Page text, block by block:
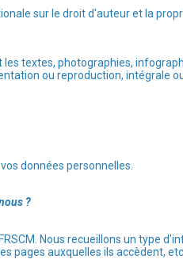
sur le droit d'auteur et la
textes, photographies,
ou reproduction, intégrale
données personnelles.
?
Nous recueillons un type
pages auxquelles ils accèdent,